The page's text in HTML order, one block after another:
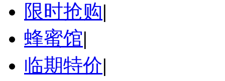
限时抢购|
蜂蜜馆|
临期特价|